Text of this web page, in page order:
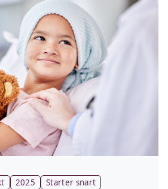
2025
Starter snart